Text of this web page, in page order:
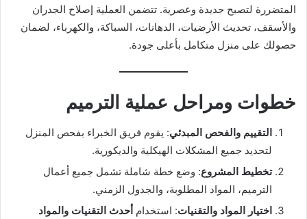
المتضررة لتصبح جديدة وعصرية. تتضمن العملية إصلاح الجدران
والأسقف، تحديث الأرضيات، الدهانات، السباكة، والكهرباء، لضمان
حصولك على منزل متكامل بأعلى جودة.
خطوات ومراحل عملية الترميم
التقييم والفحص المبدئي: يقوم فريق الخبراء بفحص المنزل
لتحديد جميع المشكلات الهيكلية والديكورية.
تخطيط المشروع: وضع خطة شاملة تشمل جميع أعمال
الترميم، المواد المطلوبة، والجدول الزمني.
اختيار المواد والتقنيات: استخدام أحدث التقنيات والمواد